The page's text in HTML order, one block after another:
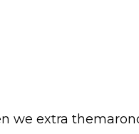
we extra